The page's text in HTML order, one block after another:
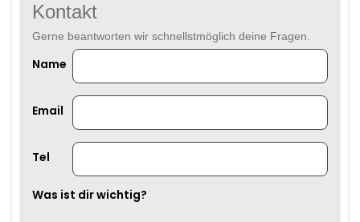
Kontakt
Gerne beantworten wir schnellstmöglich deine Fragen.
Name
Email
Tel
Was ist dir wichtig?